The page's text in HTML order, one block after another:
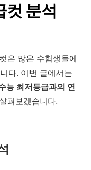
분석
은 많은 수험생들에
다. 이번 글에서는
능 최저등급과의 연
펴보겠습니다.